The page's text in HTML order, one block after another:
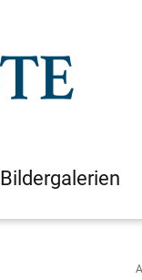
Bildergalerien